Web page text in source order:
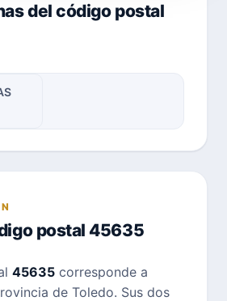
del código postal
postal 45635
45635 corresponde a
de Toledo. Sus dos